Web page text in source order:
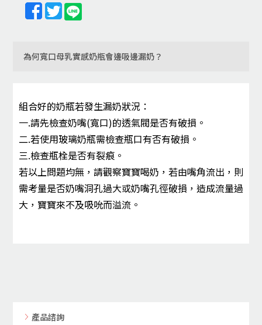
為何寬口母乳實感奶瓶會邊吸邊漏奶？
組合好的奶瓶若發生漏奶狀況：
一.請先檢查奶嘴(寬口)的透氣閥是否有破損。
二.若使用玻璃奶瓶需檢查瓶口有否有破損。
三.檢查瓶栓是否有裂痕。
若以上問題均無，請觀察寶寶喝奶，若由嘴角流出，則
需考量是否奶嘴洞孔過大或奶嘴孔徑破損，造成流量過
大，寶寶來不及吸吮而溢流。
產品諮詢